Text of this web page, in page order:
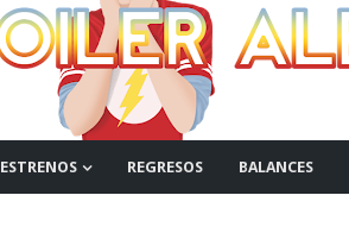
ESTRENOS REGRESOS BALANCES